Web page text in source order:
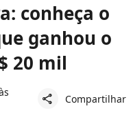
conheça o
ganhou o
20 mil
share Compartilhar